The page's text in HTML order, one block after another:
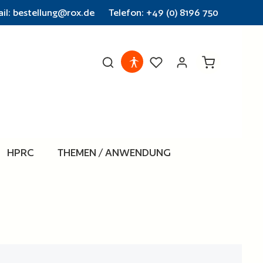
bestellung@rox.de Telefon: +49 (0) 8196 750
Warenkorb
HPRC THEMEN / ANWENDUNG